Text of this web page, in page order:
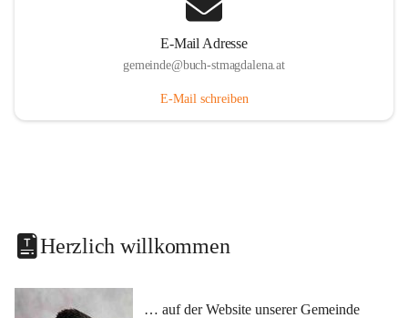
E-Mail Adresse
gemeinde@buch-stmagdalena.at
E-Mail schreiben
Herzlich willkommen
… auf der Website unserer Gemeinde